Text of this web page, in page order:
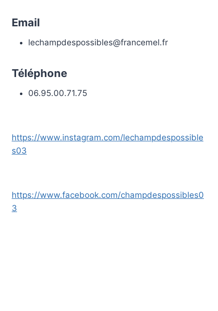
Email
lechampdespossibles@francemel.fr
Téléphone
06.95.00.71.75​
https://www.instagram.com/lechampdespossible
s03
https://www.facebook.com/champdespossibles0
3